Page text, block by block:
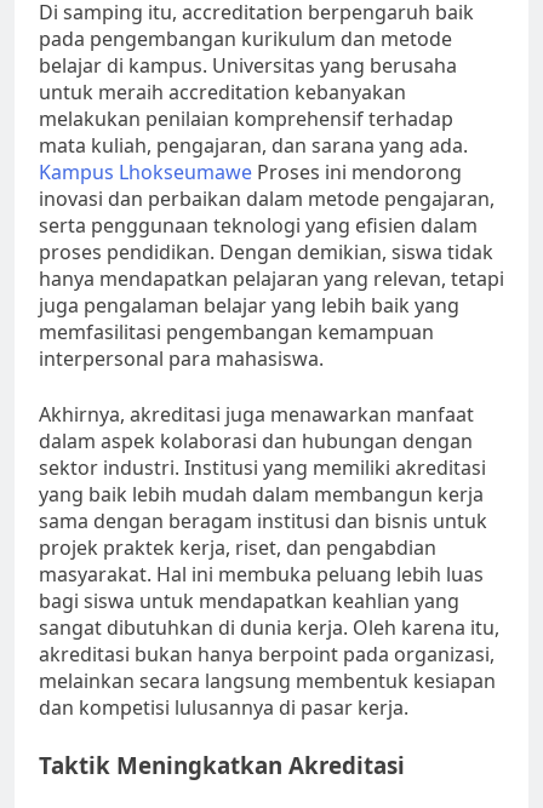
Di samping itu, accreditation berpengaruh baik
pada pengembangan kurikulum dan metode
belajar di kampus. Universitas yang berusaha
untuk meraih accreditation kebanyakan
melakukan penilaian komprehensif terhadap
mata kuliah, pengajaran, dan sarana yang ada.
Kampus Lhokseumawe Proses ini mendorong
inovasi dan perbaikan dalam metode pengajaran,
serta penggunaan teknologi yang efisien dalam
proses pendidikan. Dengan demikian, siswa tidak
hanya mendapatkan pelajaran yang relevan, tetapi
juga pengalaman belajar yang lebih baik yang
memfasilitasi pengembangan kemampuan
interpersonal para mahasiswa.
Akhirnya, akreditasi juga menawarkan manfaat
dalam aspek kolaborasi dan hubungan dengan
sektor industri. Institusi yang memiliki akreditasi
yang baik lebih mudah dalam membangun kerja
sama dengan beragam institusi dan bisnis untuk
projek praktek kerja, riset, dan pengabdian
masyarakat. Hal ini membuka peluang lebih luas
bagi siswa untuk mendapatkan keahlian yang
sangat dibutuhkan di dunia kerja. Oleh karena itu,
akreditasi bukan hanya berpoint pada organizasi,
melainkan secara langsung membentuk kesiapan
dan kompetisi lulusannya di pasar kerja.
Taktik Meningkatkan Akreditasi